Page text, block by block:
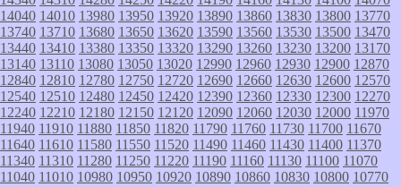
14040 14010 13980 13950 13920 13890 13860 13830 13800 13770
13740 13710 13680 13650 13620 13590 13560 13530 13500 13470
13440 13410 13380 13350 13320 13290 13260 13230 13200 13170
13140 13110 13080 13050 13020 12990 12960 12930 12900 12870
12840 12810 12780 12750 12720 12690 12660 12630 12600 12570
12540 12510 12480 12450 12420 12390 12360 12330 12300 12270
12240 12210 12180 12150 12120 12090 12060 12030 12000 11970
11940 11910 11880 11850 11820 11790 11760 11730 11700 11670
11640 11610 11580 11550 11520 11490 11460 11430 11400 11370
11340 11310 11280 11250 11220 11190 11160 11130 11100 11070
11040 11010 10980 10950 10920 10890 10860 10830 10800 10770